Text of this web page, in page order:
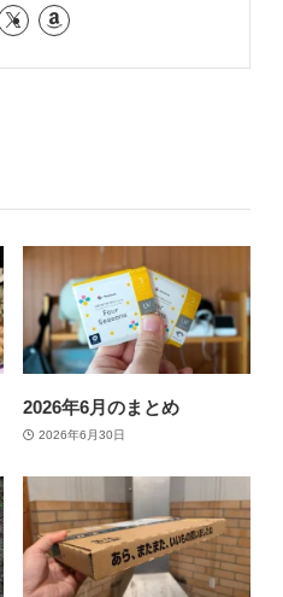
2026年6月のまとめ
2026年6月30日